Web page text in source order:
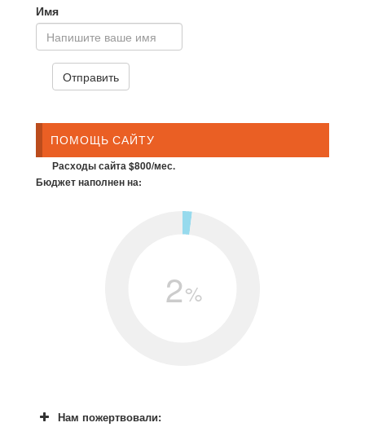
Имя
ПОМОЩЬ САЙТУ
Расходы сайта $800/мес.
Бюджет наполнен на:
2%
Нам пожертвовали: